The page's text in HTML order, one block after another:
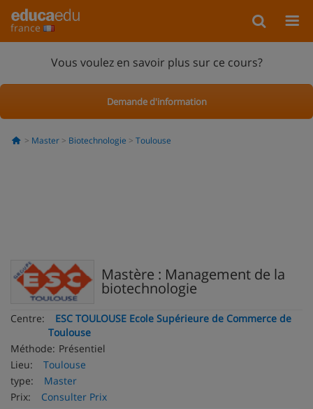
france
Vous voulez en savoir plus sur ce cours?
Demande d'information
Master Biotechnologie Toulouse
Mastère : Management de la
biotechnologie
Centre:
ESC TOULOUSE Ecole Supérieure de Commerce de
Toulouse
Méthode: Présentiel
Lieu:
Toulouse
type:
Master
Prix:
Consulter Prix